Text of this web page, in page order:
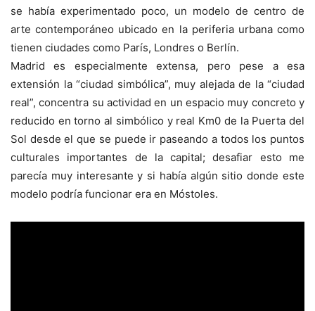
se había experimentado poco, un modelo de centro de
arte contemporáneo ubicado en la periferia urbana como
tienen ciudades como París, Londres o Berlín.
Madrid es especialmente extensa, pero pese a esa
extensión la “ciudad simbólica”, muy alejada de la “ciudad
real”, concentra su actividad en un espacio muy concreto y
reducido en torno al simbólico y real Km0 de la Puerta del
Sol desde el que se puede ir paseando a todos los puntos
culturales importantes de la capital; desafiar esto me
parecía muy interesante y si había algún sitio donde este
modelo podría funcionar era en Móstoles.